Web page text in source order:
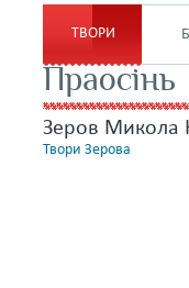
ТВОРИ
Праосінь
Зеров Микола
Твори Зерова